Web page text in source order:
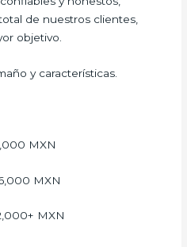
de nuestros clientes,
objetivo.
y características.
MXN
MXN
MXN